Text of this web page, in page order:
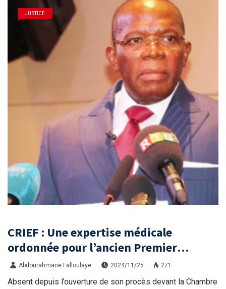
JUSTICE
CRIEF : Une expertise médicale
ordonnée pour l’ancien Premier
ministre Kassory Fofana
Abdourahmane Falloulaye 2024/11/25 271
Absent depuis l’ouverture de son procès devant la Chambre